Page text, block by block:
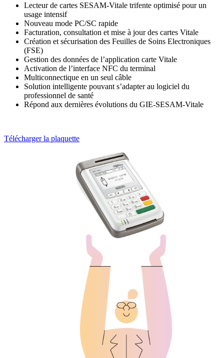
Lecteur de cartes SESAM-Vitale trifente optimisé pour un
usage intensif
Nouveau mode PC/SC rapide
Facturation, consultation et mise à jour des cartes Vitale
Création et sécurisation des Feuilles de Soins Electroniques
(FSE)
Gestion des données de l’application carte Vitale
Activation de l’interface NFC du terminal
Multiconnectique en un seul câble
Solution intelligente pouvant s’adapter au logiciel du
professionnel de santé
Répond aux dernières évolutions du GIE-SESAM-Vitale
Télécharger la plaquette